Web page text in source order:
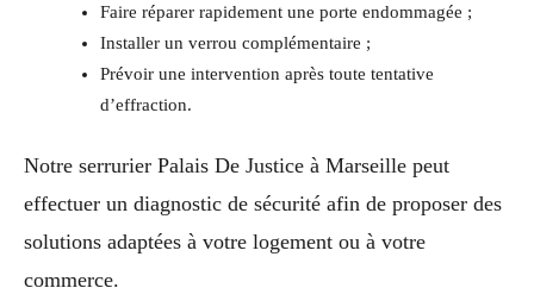
Faire réparer rapidement une porte endommagée ;
Installer un verrou complémentaire ;
Prévoir une intervention après toute tentative
d’effraction.
Notre serrurier Palais De Justice à Marseille peut
effectuer un diagnostic de sécurité afin de proposer des
solutions adaptées à votre logement ou à votre
commerce.